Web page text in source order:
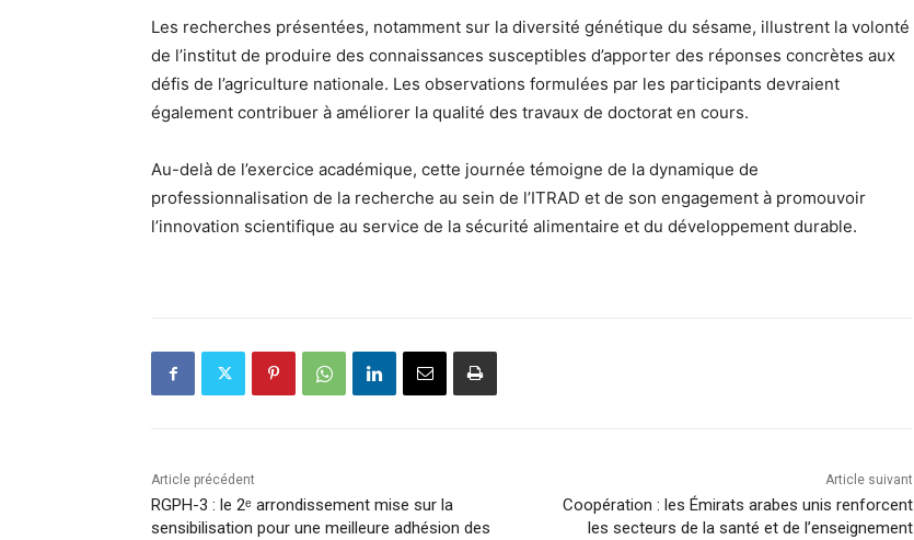
Les recherches présentées, notamment sur la diversité génétique du sésame, illustrent la volonté
de l’institut de produire des connaissances susceptibles d’apporter des réponses concrètes aux
défis de l’agriculture nationale. Les observations formulées par les participants devraient
également contribuer à améliorer la qualité des travaux de doctorat en cours.
Au-delà de l’exercice académique, cette journée témoigne de la dynamique de
professionnalisation de la recherche au sein de l’ITRAD et de son engagement à promouvoir
l’innovation scientifique au service de la sécurité alimentaire et du développement durable.
Article précédent
RGPH-3 : le 2ᵉ arrondissement mise sur la
sensibilisation pour une meilleure adhésion des
Article suivant
Coopération : les Émirats arabes unis renforcent
les secteurs de la santé et de l’enseignement